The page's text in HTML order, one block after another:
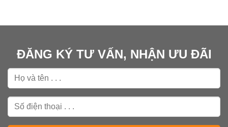
ĐĂNG KÝ TƯ VẤN, NHẬN ƯU ĐÃI